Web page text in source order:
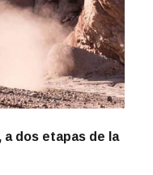
a dos etapas de la